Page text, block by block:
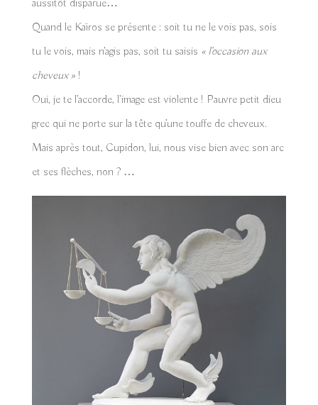
aussitôt disparue…
Quand le Kaïros se présente : soit tu ne le vois pas, sois
tu le vois, mais n’agis pas, soit tu saisis « l’occasion aux
cheveux »!
Oui, je te l’accorde, l’image est violente ! Pauvre petit dieu
grec qui ne porte sur la tête qu’une touffe de cheveux.
Mais après tout, Cupidon, lui, nous vise bien avec son arc
et ses flèches, non ? …